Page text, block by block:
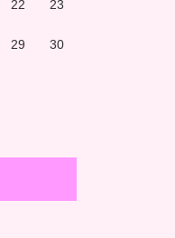
22 23
29 30